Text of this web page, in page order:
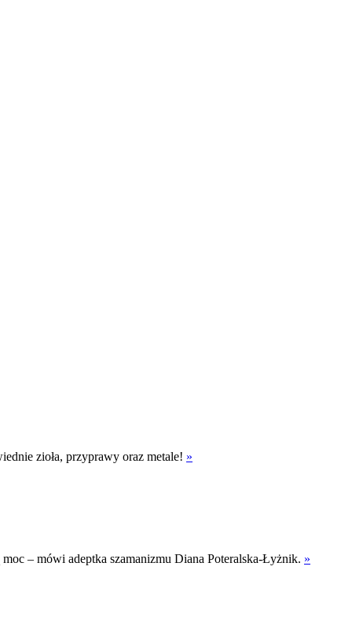
zioła, przyprawy oraz metale! »
– mówi adeptka szamanizmu Diana Poteralska-Łyżnik. »